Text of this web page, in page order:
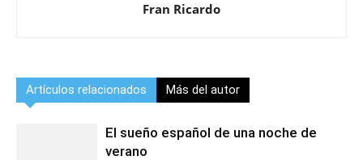
Fran Ricardo
Artículos relacionados Más del autor
El sueño español de una noche de
verano